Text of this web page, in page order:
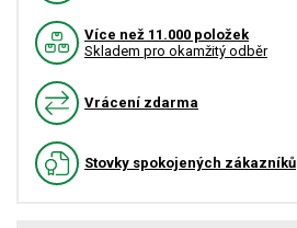
Více než 11.000 položek
Skladem pro okamžitý odběr
Vrácení zdarma
Stovky spokojených zákazníků